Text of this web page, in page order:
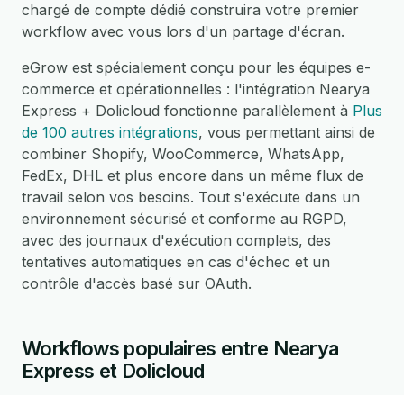
chargé de compte dédié construira votre premier
workflow avec vous lors d'un partage d'écran.
eGrow est spécialement conçu pour les équipes e-
commerce et opérationnelles : l'intégration Nearya
Express + Dolicloud fonctionne parallèlement à Plus
de 100 autres intégrations, vous permettant ainsi de
combiner Shopify, WooCommerce, WhatsApp,
FedEx, DHL et plus encore dans un même flux de
travail selon vos besoins. Tout s'exécute dans un
environnement sécurisé et conforme au RGPD,
avec des journaux d'exécution complets, des
tentatives automatiques en cas d'échec et un
contrôle d'accès basé sur OAuth.
Workflows populaires entre Nearya
Express et Dolicloud